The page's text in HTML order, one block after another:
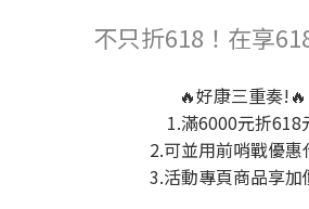
不只折618！在享
🔥好康三重奏!🔥
1.滿6000元折618
2.可並用前哨戰優惠
3.活動專頁商品享加